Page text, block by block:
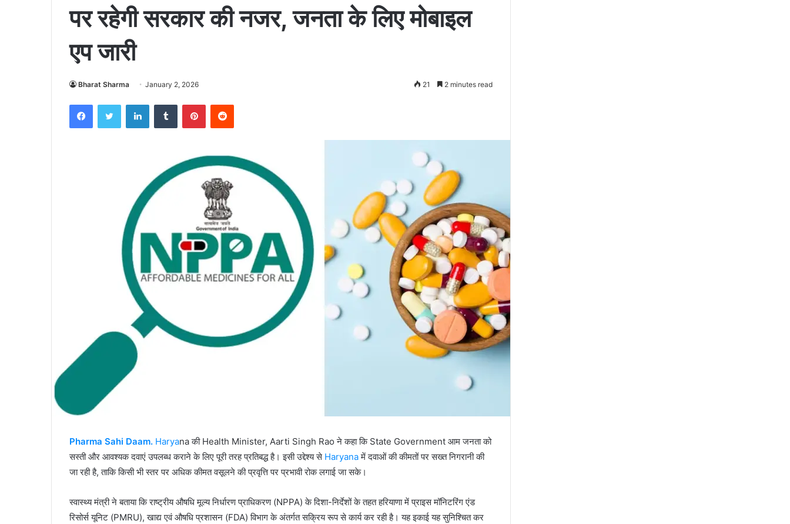
पर रहेगी सरकार की नजर, जनता के लिए मोबाइल
एप जारी
Bharat Sharma January 2, 2026 21 2 minutes read
Pharma Sahi Daam. Haryana की Health Minister, Aarti Singh Rao ने कहा कि State Government आम जनता को
सस्ती और आवश्यक दवाएं उपलब्ध कराने के लिए पूरी तरह प्रतिबद्ध है। इसी उद्देश्य से Haryanaमें दवाओं की कीमतों पर सख्त निगरानी की
जा रही है, ताकि किसी भी स्तर पर अधिक कीमत वसूलने की प्रवृत्ति पर प्रभावी रोक लगाई जा सके।
स्वास्थ्य मंत्री ने बताया कि राष्ट्रीय औषधि मूल्य निर्धारण प्राधिकरण (NPPA) के दिशा-निर्देशों के तहत हरियाणा में प्राइस मॉनिटरिंग एंड
रिसोर्स यूनिट (PMRU), खाद्य एवं औषधि प्रशासन (FDA) विभाग के अंतर्गत सक्रिय रूप से कार्य कर रही है। यह इकाई यह सुनिश्चित कर